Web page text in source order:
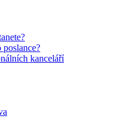
poslance?
kanceláří